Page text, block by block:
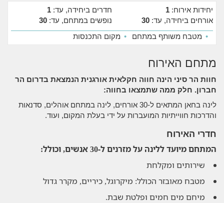
יחידות אירוח: 1 חדרים ביחידה, עד: 1
אורחים ביחידה, עד: 30 נופשים במתחם, עד: 30
• מטבח משותף במתחם • מקום התכנסות
מתחם האירוח
חוות הר סיני הינה חווה חקלאית אורגנית הנמצאת בדרום הר
חברון. חלק ממה שתמצאו בחווה:
לינה בחאן המתאים ל-30 אורחים, לינה במתחם אוהלים, סדנאות
והדרכות חווייתיות המועברות על ידי בעלת המקום, ועוד.
חדרי האירוח
המתחם מיועד ללינה על מזרנים ל-30 אנשים, וכולל:
שירותים ומקלחת
מטבח מאובזר הכולל: מיקרוגל, כיריים, מקרר גדול
מיחם מים חמים ופלטת שבת.